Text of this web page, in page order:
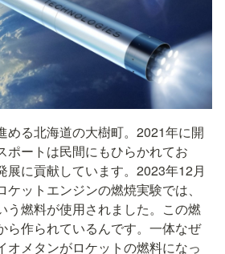
める北海道の大樹町。2021年に開
ポートは民間にもひらかれてお
展に貢献しています。2023年12月
ットエンジンの燃焼実験では、
う燃料が使用されました。この燃
ら作られているんです。一体なぜ
オメタンがロケットの燃料になっ